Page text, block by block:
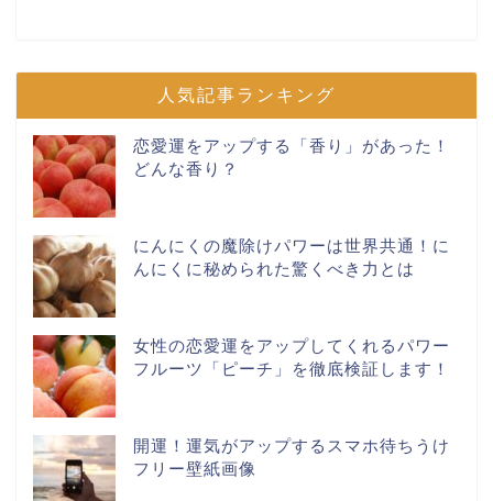
人気記事ランキング
恋愛運をアップする「香り」があった！
どんな香り？
にんにくの魔除けパワーは世界共通！に
んにくに秘められた驚くべき力とは
女性の恋愛運をアップしてくれるパワー
フルーツ「ピーチ」を徹底検証します！
開運！運気がアップするスマホ待ちうけ
フリー壁紙画像